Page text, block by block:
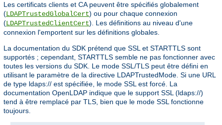
Les certificats clients et CA peuvent être spécifiés globalement
(LDAPTrustedGlobalCert) ou pour chaque connexion
(LDAPTrustedClientCert). Les définitions au niveau d'une
connexion l'emportent sur les définitions globales.
La documentation du SDK prétend que SSL et STARTTLS sont
supportés ; cependant, STARTTLS semble ne pas fonctionner avec
toutes les versions du SDK. Le mode SSL/TLS peut être défini en
utilisant le paramètre de la directive LDAPTrustedMode. Si une URL
de type ldaps:// est spécifiée, le mode SSL est forcé. La
documentation OpenLDAP indique que le support SSL (ldaps://)
tend à être remplacé par TLS, bien que le mode SSL fonctionne
toujours.